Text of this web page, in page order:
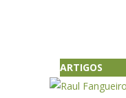
ARTIGOS